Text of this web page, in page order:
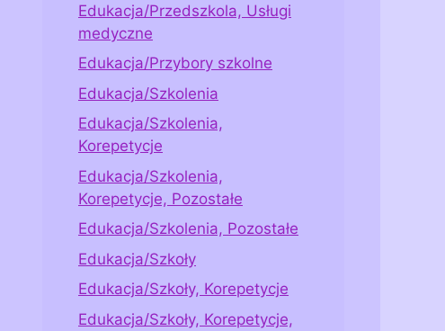
Edukacja/Przedszkola, Usługi
medyczne
Edukacja/Przybory szkolne
Edukacja/Szkolenia
Edukacja/Szkolenia,
Korepetycje
Edukacja/Szkolenia,
Korepetycje, Pozostałe
Edukacja/Szkolenia, Pozostałe
Edukacja/Szkoły
Edukacja/Szkoły, Korepetycje
Edukacja/Szkoły, Korepetycje,